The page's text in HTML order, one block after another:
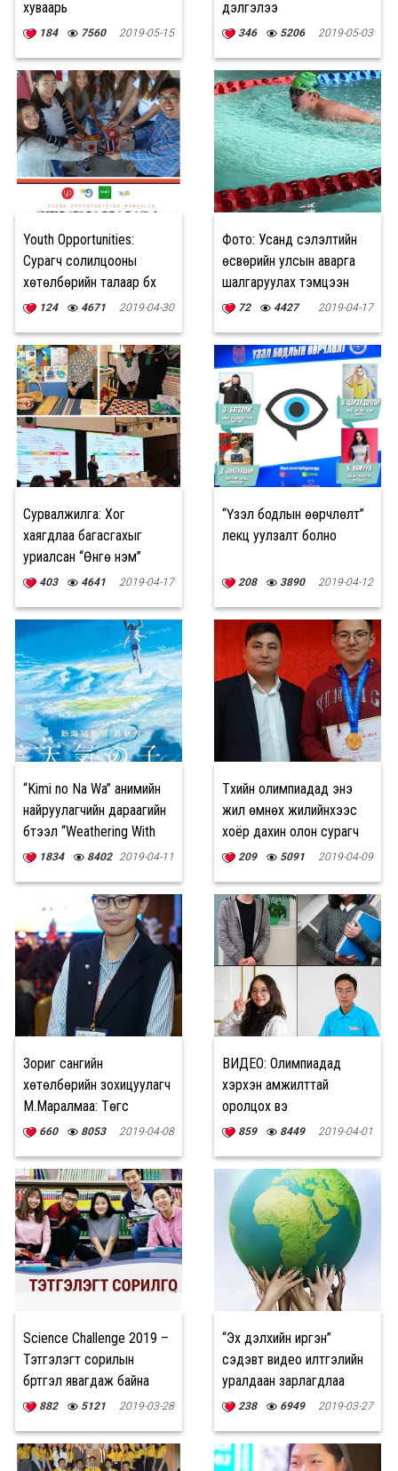
хуваарь
184 7560 2019-05-15
дэлгэлээ
346 5206 2019-05-03
Youth Opportunities:
Сурагч солилцооны
хөтөлбөрийн талаар бүх
мэдээллийг нэг дороос
124 4671 2019-04-30
Фото: Усанд сэлэлтийн
өсвөрийн улсын аварга
шалгаруулах тэмцээн
72 4427 2019-04-17
Сурвалжилга: Хог
хаягдлаа багасгахыг
уриалсан “Өнгө нэм”
өдөрлөг боллоо
403 4641 2019-04-17
“Үзэл бодлын өөрчлөлт”
лекц уулзалт болно
208 3890 2019-04-12
“Kimi no Na Wa” анимийн
найруулагчийн дараагийн
бүтээл “Weathering With
You”1834 8402 2019-04-11
Түүхийн олимпиадад энэ
жил өмнөх жилийнхээс
хоёр дахин олон сурагч
оролцжээ
209 5091 2019-04-09
Зориг сангийн
хөтөлбөрийн зохицуулагч
М.Маралмаа: Төгс
эсээнүүд хамгийн энгийн
660 8053 2019-04-08
ВИДЕО: Олимпиадад
хэрхэн амжилттай
оролцох вэ
859 8449 2019-04-01
Science Challenge 2019 –
Тэтгэлэгт сорилын
бүртгэл явагдаж байна
882 5121 2019-03-28
“Эх дэлхийн иргэн”
сэдэвт видео илтгэлийн
уралдаан зарлагдлаа
238 6949 2019-03-27